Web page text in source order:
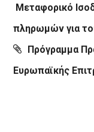
Μεταφορικό
πληρωμών για
Πρόγραμμα
Ευρωπαϊκής